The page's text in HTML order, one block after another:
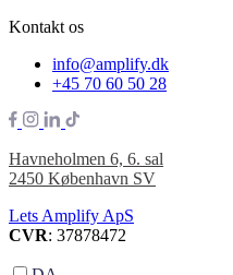
Kontakt os
info@amplify.dk
+45 70 60 50 28
Havneholmen 6, 6. sal
2450 København SV
Lets Amplify ApS
CVR: 37878472